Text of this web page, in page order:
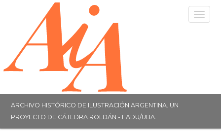
ARCHIVO HISTÓRICO DE ILUSTRACIÓN ARGENTINA. UN
PROYECTO DE CÁTEDRA ROLDÁN - FADU/UBA.